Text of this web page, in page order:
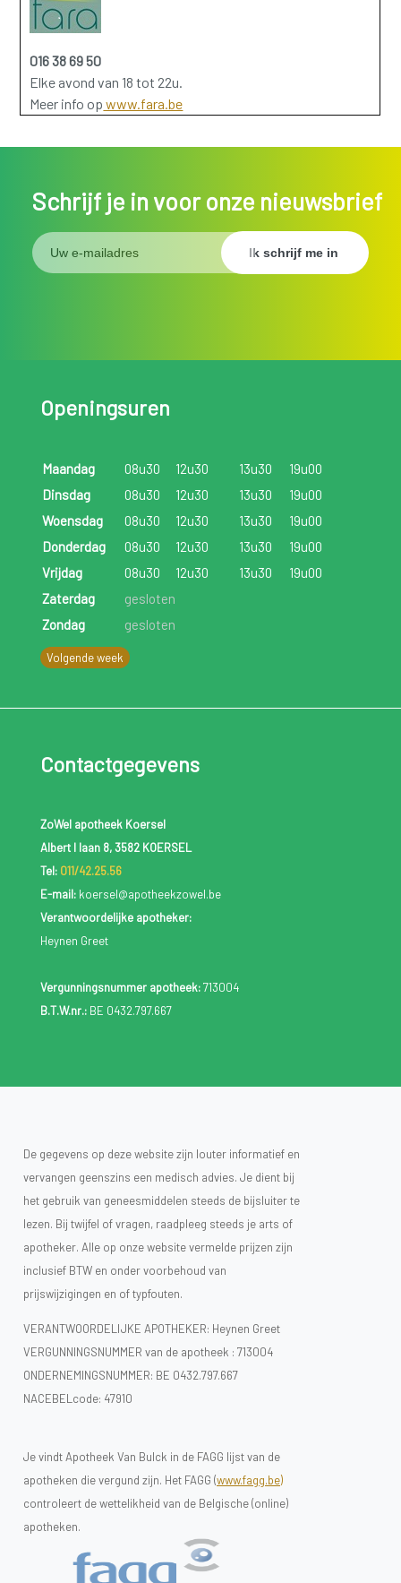
016 38 69 50
Elke avond van 18 tot 22u.
Meer info op www.fara.be
Schrijf je in voor onze nieuwsbrief
Openingsuren
Maandag 08u30 12u30 13u30
19u00
Dinsdag
08u30 12u30 13u30
19u00
Woensdag
08u30 12u30 13u30
19u00
Donderdag
08u30 12u30 13u30
19u00
Vrijdag
08u30 12u30 13u30
19u00
Zaterdag
gesloten
Zondag
gesloten
Volgende week
Contactgegevens
ZoWel apotheek Koersel
Albert I laan 8, 3582 KOERSEL
Tel: 011/42.25.56
E-mail: koersel@apotheekzowel.be
Verantwoordelijke apotheker:
Heynen Greet
Vergunningsnummer apotheek:713004
B.T.W.nr.:BE 0432.797.667
De gegevens op deze website zijn louter informatief en
vervangen geenszins een medisch advies. Je dient bij
het gebruik van geneesmiddelen steeds de bijsluiter te
lezen. Bij twijfel of vragen, raadpleeg steeds je arts of
apotheker. Alle op onze website vermelde prijzen zijn
inclusief BTW en onder voorbehoud van
prijswijzigingen en of typfouten.
VERANTWOORDELIJKE APOTHEKER: Heynen Greet
VERGUNNINGSNUMMER van de apotheek : 713004
ONDERNEMINGSNUMMER: BE 0432.797.667
NACEBELcode: 47910
Je vindt Apotheek Van Bulck in de FAGG lijst van de
apotheken die vergund zijn. Het FAGG (www.fagg.be)
controleert de wettelikheid van de Belgische (online)
apotheken.